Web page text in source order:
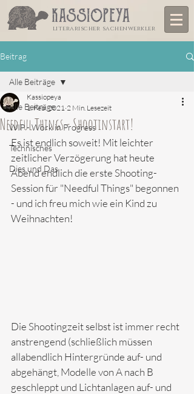
literarischer sachenwerkler
Beitrag
Alle Beiträge
WIP - Work in Progress
Technisches
Dies und Das
Alle Beiträge
Needful Things - Shootinstart!
Kassiopeya
1. Feb. 2021 2 Min. Lesezeit
Es ist endlich soweit! Mit leichter
zeitlicher Verzögerung hat heute
Abend endlich die erste Shooting-
Session für "Needful Things" begonnen
- und ich freu mich wie ein Kind zu
Weihnachten!
Die Shootingzeit selbst ist immer recht
anstrengend (schließlich müssen
allabendlich Hintergründe auf- und
abgehängt, Modelle von A nach B
geschleppt und Lichtanlagen auf- und